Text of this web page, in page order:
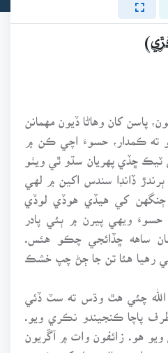
پاسن کان وهاڻا ڏيون مهمانن
ته ڪمدار، حسوءَ اچي ڪن ۾
ڇڏي پهريان سڌو ٿي ويٺو
ڏانڊا سندس اکين ۾ لهي
ڄنگهن کي هيڏي هوڏي لوڏي
حسوءَ ويهي پيرن ۾ ٻئي پادر
مان ساهه ڇڏائجي چڪو هئس.
رهيا هئا تن جا ڄڻ چپ خشڪ
الله چئي هٿ وڌس ته سٽ ڏئي
پاچا ڪنجيندو نڪري ويو.
هو. زائفون وات ۾ آڱريون
وارين مايُن دهل کي ڪپڙي